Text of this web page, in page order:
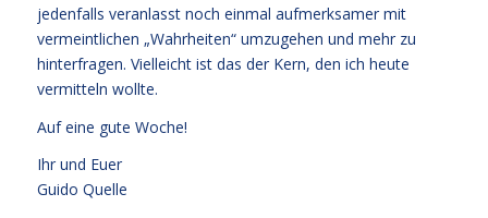
jedenfalls veranlasst noch einmal aufmerksamer mit
vermeintlichen „Wahrheiten“ umzugehen und mehr zu
hinterfragen. Vielleicht ist das der Kern, den ich heute
vermitteln wollte.
Auf eine gute Woche!
Ihr und Euer
Guido Quelle